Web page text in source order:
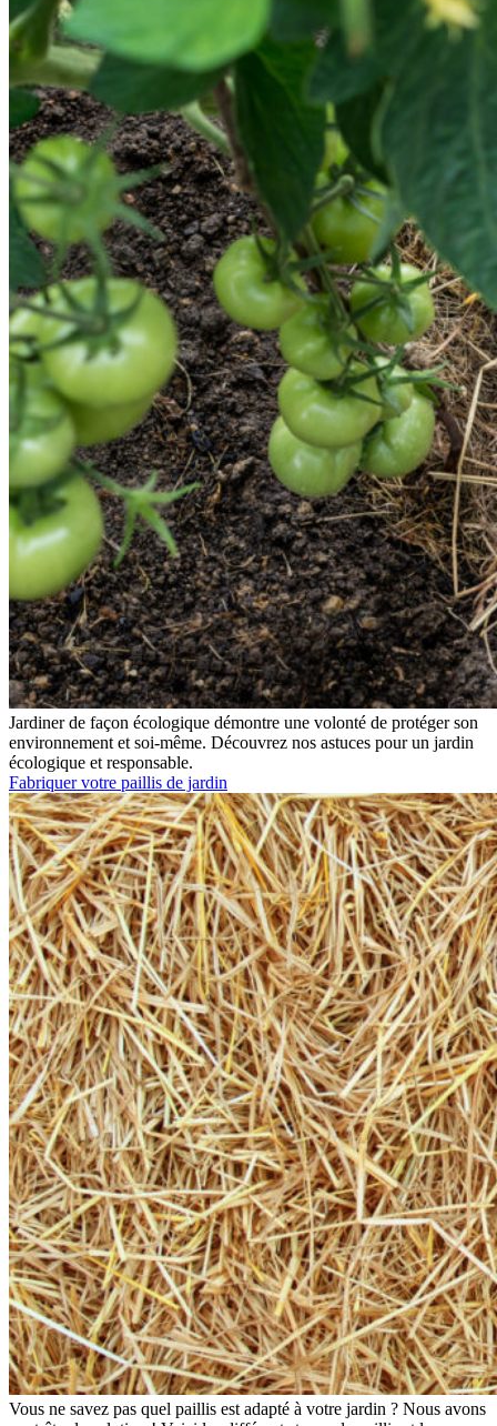
Jardiner de façon écologique démontre une volonté de protéger son
environnement et soi-même. Découvrez nos astuces pour un jardin
écologique et responsable.
Fabriquer votre paillis de jardin
Vous ne savez pas quel paillis est adapté à votre jardin ? Nous avons